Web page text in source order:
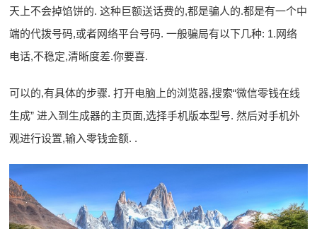
天上不会掉馅饼的. 这种巨额送话费的,都是骗人的.都是有一个中
端的代拨号码,或者网络平台号码. 一般骗局有以下几种: 1.网络
电话,不稳定,清晰度差.你要喜.
可以的,有具体的步骤. 打开电脑上的浏览器,搜索“微信零钱在线
生成” 进入到生成器的主页面,选择手机版本型号. 然后对手机外
观进行设置,输入零钱金额. .